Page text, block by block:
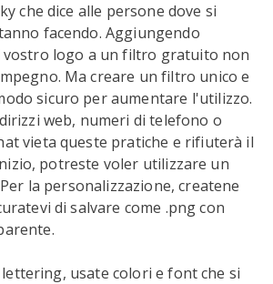
che dice alle persone dove si
facendo. Aggiungendo
vostro logo a un filtro gratuito non
Ma creare un filtro unico e
sicuro per aumentare l'utilizzo.
web, numeri di telefono o
vieta queste pratiche e rifiuterà il
potreste voler utilizzare un
la personalizzazione, createne
di salvare come .png con
usate colori e font che si